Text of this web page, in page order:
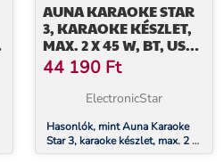
AUNA KARAOKE STAR
3, KARAOKE KÉSZLET,
MAX. 2 X 45 W, BT, USB
PORT, 2 X MIKROFON
44 190 Ft
ElectronicStar
Hasonlók, mint Auna Karaoke
Star 3, karaoke készlet, max. 2 x
45 W, BT, USB port, 2 x